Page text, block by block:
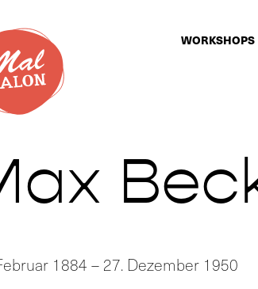
WORKSHOPS
1884 – 27. Dezember 1950